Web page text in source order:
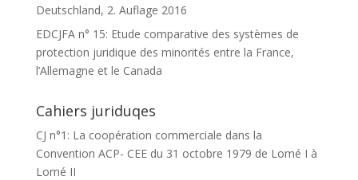
Deutschland, 2. Auflage 2016
EDCJFA n° 15: Etude comparative des systèmes de
protection juridique des minorités entre la France,
l’Allemagne et le Canada
Cahiers juriduqes
CJ n°1: La coopération commerciale dans la
Convention ACP- CEE du 31 octobre 1979 de Lomé I à
Lomé II